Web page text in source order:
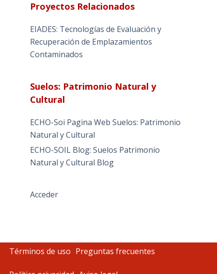
Proyectos Relacionados
EIADES: Tecnologías de Evaluación y
Recuperación de Emplazamientos
Contaminados
Suelos: Patrimonio Natural y
Cultural
ECHO-Soi Pagina Web Suelos: Patrimonio
Natural y Cultural
ECHO-SOIL Blog: Suelos Patrimonio
Natural y Cultural Blog
Acceder
Términos de uso Preguntas frecuentes